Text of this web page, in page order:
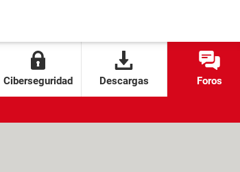
Ciberseguridad Descargas Foros